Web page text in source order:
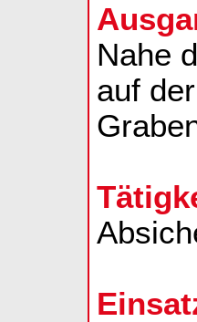
Nahe
auf